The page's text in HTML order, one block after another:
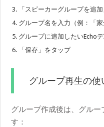
「スピーカーグループを追
グループ名を入力（例：「
グループに追加したいEcho
「保存」をタップ
グループ再生の使
グループ作成後は、グル
す：